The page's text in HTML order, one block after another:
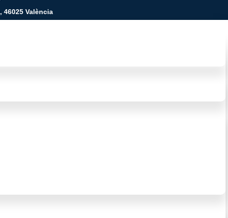
46025 València